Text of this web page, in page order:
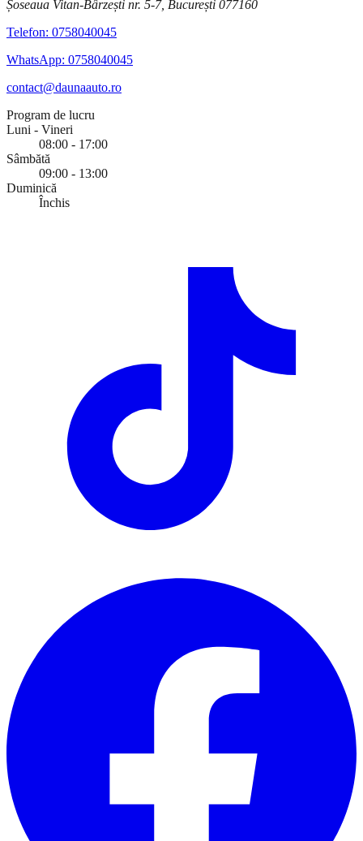
Șoseaua Vitan-Bârzești nr. 5-7, București 077160
Telefon: 0758040045
WhatsApp: 0758040045
contact@daunaauto.ro
Program de lucru
Luni - Vineri
08:00 - 17:00
Sâmbătă
09:00 - 13:00
Duminică
Închis